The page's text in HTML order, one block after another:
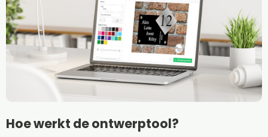
Hoe werkt de ontwerptool?